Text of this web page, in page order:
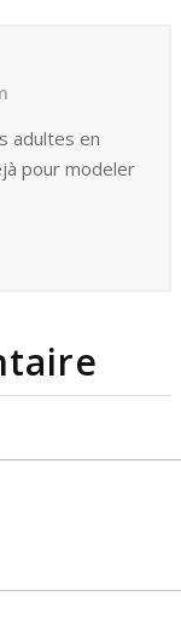
adultes en
pour modeler